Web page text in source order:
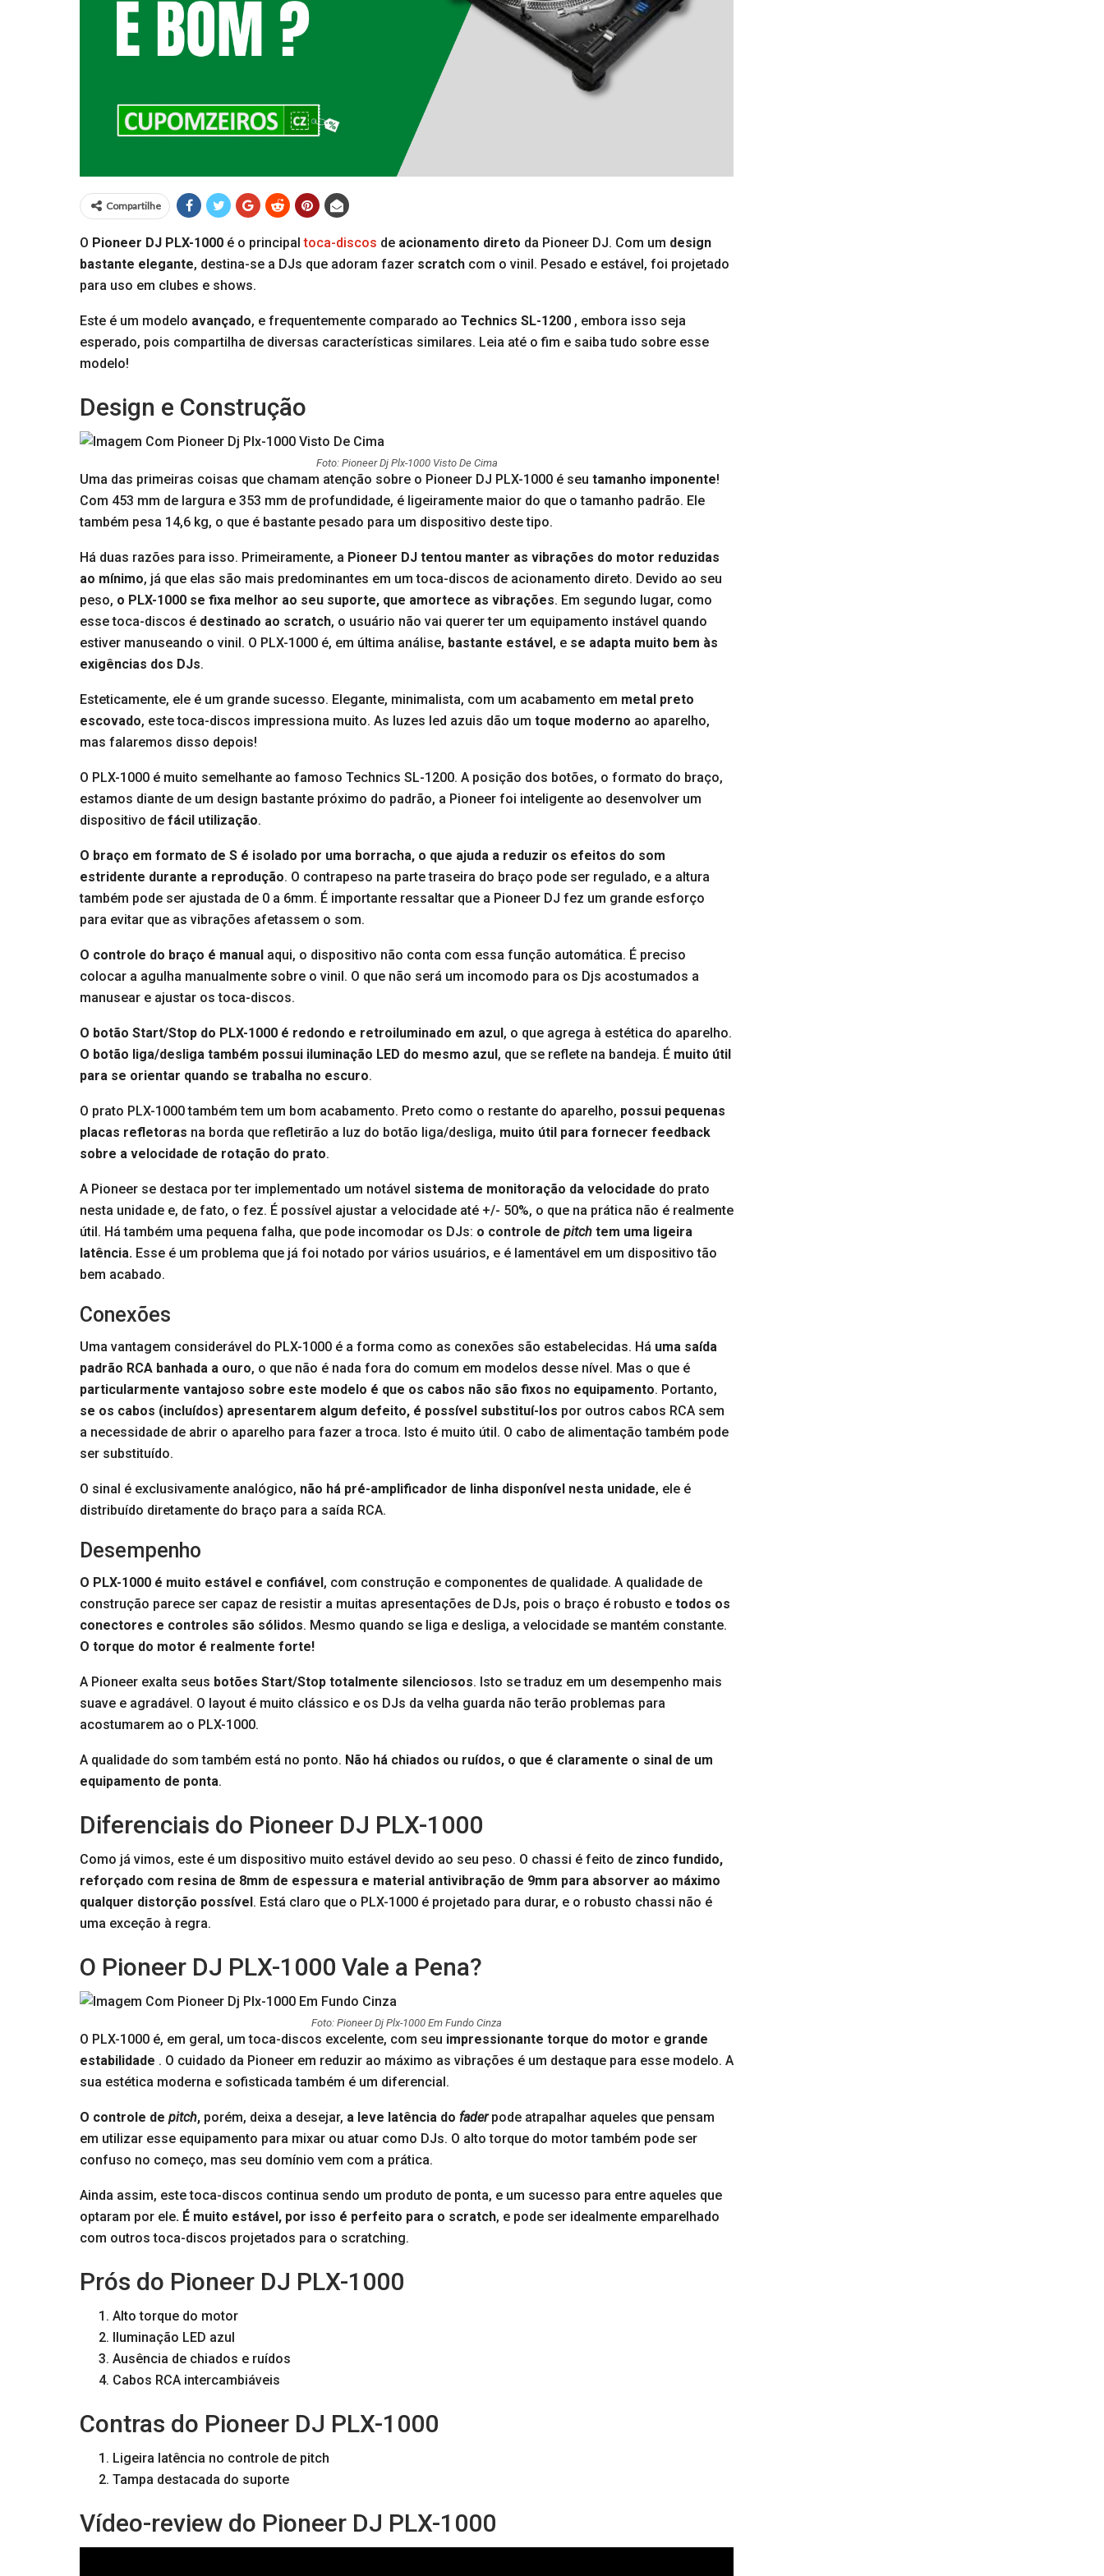
Compartilhe
O Pioneer DJ PLX-1000 é o principaltoca-discos de acionamento direto da Pioneer DJ. Com um design
bastante elegante, destina-se a DJs que adoram fazer scratch com o vinil. Pesado e estável, foi projetado
para uso em clubes e shows.
Este é um modelo avançado, e frequentemente comparado ao Technics SL-1200 , embora isso seja
esperado, pois compartilha de diversas características similares. Leia até o fim e saiba tudo sobre esse
modelo!
Design e Construção
Foto: Pioneer Dj Plx-1000 Visto De Cima
Uma das primeiras coisas que chamam atenção sobre o Pioneer DJ PLX-1000 é seu tamanho imponente!
Com 453 mm de largura e 353 mm de profundidade, é ligeiramente maior do que o tamanho padrão. Ele
também pesa 14,6 kg, o que é bastante pesado para um dispositivo deste tipo.
Há duas razões para isso. Primeiramente, a Pioneer DJ tentou manter as vibrações do motor reduzidas
ao mínimo, já que elas são mais predominantes em um toca-discos de acionamento direto. Devido ao seu
peso, o PLX-1000 se fixa melhor ao seu suporte, que amortece as vibrações. Em segundo lugar, como
esse toca-discos é destinado ao scratch, o usuário não vai querer ter um equipamento instável quando
estiver manuseando o vinil. O PLX-1000 é, em última análise, bastante estável, e se adapta muito bem às
exigências dos DJs.
Esteticamente, ele é um grande sucesso. Elegante, minimalista, com um acabamento em metal preto
escovado, este toca-discos impressiona muito. As luzes led azuis dão um toque moderno ao aparelho,
mas falaremos disso depois!
O PLX-1000 é muito semelhante ao famoso Technics SL-1200. A posição dos botões, o formato do braço,
estamos diante de um design bastante próximo do padrão, a Pioneer foi inteligente ao desenvolver um
dispositivo de fácil utilização.
O braço em formato de S é isolado por uma borracha, o que ajuda a reduzir os efeitos do som
estridente durante a reprodução. O contrapeso na parte traseira do braço pode ser regulado, e a altura
também pode ser ajustada de 0 a 6mm. É importante ressaltar que a Pioneer DJ fez um grande esforço
para evitar que as vibrações afetassem o som.
O controle do braço é manual aqui, o dispositivo não conta com essa função automática. É preciso
colocar a agulha manualmente sobre o vinil. O que não será um incomodo para os Djs acostumados a
manusear e ajustar os toca-discos.
O botão Start/Stop do PLX-1000 é redondo e retroiluminado em azul, o que agrega à estética do aparelho.
O botão liga/desliga também possui iluminação LED do mesmo azul, que se reflete na bandeja. É muito útil
para se orientar quando se trabalha no escuro.
O prato PLX-1000 também tem um bom acabamento. Preto como o restante do aparelho, possui pequenas
placas refletoras na borda que refletirão a luz do botão liga/desliga, muito útil para fornecer feedback
sobre a velocidade de rotação do prato.
A Pioneer se destaca por ter implementado um notável sistema de monitoração da velocidade do prato
nesta unidade e, de fato, o fez. É possível ajustar a velocidade até +/- 50%, o que na prática não é realmente
útil. Há também uma pequena falha, que pode incomodar os DJs: o controle de pitch tem uma ligeira
latência. Esse é um problema que já foi notado por vários usuários, e é lamentável em um dispositivo tão
bem acabado.
Conexões
Uma vantagem considerável do PLX-1000 é a forma como as conexões são estabelecidas. Há uma saída
padrão RCA banhada a ouro, o que não é nada fora do comum em modelos desse nível. Mas o que é
particularmente vantajoso sobre este modelo é que os cabos não são fixos no equipamento. Portanto,
se os cabos (incluídos) apresentarem algum defeito, é possível substituí-los por outros cabos RCA sem
a necessidade de abrir o aparelho para fazer a troca. Isto é muito útil. O cabo de alimentação também pode
ser substituído.
O sinal é exclusivamente analógico, não há pré-amplificador de linha disponível nesta unidade, ele é
distribuído diretamente do braço para a saída RCA.
Desempenho
O PLX-1000 é muito estável e confiável, com construção e componentes de qualidade. A qualidade de
construção parece ser capaz de resistir a muitas apresentações de DJs, pois o braço é robusto e todos os
conectores e controles são sólidos. Mesmo quando se liga e desliga, a velocidade se mantém constante.
O torque do motor é realmente forte!
A Pioneer exalta seus botões Start/Stop totalmente silenciosos. Isto se traduz em um desempenho mais
suave e agradável. O layout é muito clássico e os DJs da velha guarda não terão problemas para
acostumarem ao o PLX-1000.
A qualidade do som também está no ponto. Não há chiados ou ruídos, o que é claramente o sinal de um
equipamento de ponta.
Diferenciais do Pioneer DJ PLX-1000
Como já vimos, este é um dispositivo muito estável devido ao seu peso. O chassi é feito de zinco fundido,
reforçado com resina de 8mm de espessura e material antivibração de 9mm para absorver ao máximo
qualquer distorção possível. Está claro que o PLX-1000 é projetado para durar, e o robusto chassi não é
uma exceção à regra.
O Pioneer DJ PLX-1000 Vale a Pena?
Foto: Pioneer Dj Plx-1000 Em Fundo Cinza
O PLX-1000 é, em geral, um toca-discos excelente, com seu impressionante torque do motor e grande
estabilidade . O cuidado da Pioneer em reduzir ao máximo as vibrações é um destaque para esse modelo. A
sua estética moderna e sofisticada também é um diferencial.
O controle de pitch, porém, deixa a desejar, a leve latência do fader pode atrapalhar aqueles que pensam
em utilizar esse equipamento para mixar ou atuar como DJs. O alto torque do motor também pode ser
confuso no começo, mas seu domínio vem com a prática.
Ainda assim, este toca-discos continua sendo um produto de ponta, e um sucesso para entre aqueles que
optaram por ele. É muito estável, por isso é perfeito para o scratch, e pode ser idealmente emparelhado
com outros toca-discos projetados para o scratching.
Prós do Pioneer DJ PLX-1000
Alto torque do motor
Iluminação LED azul
Ausência de chiados e ruídos
Cabos RCA intercambiáveis
Contras do Pioneer DJ PLX-1000
Ligeira latência no controle de pitch
Tampa destacada do suporte
Vídeo-review do Pioneer DJ PLX-1000